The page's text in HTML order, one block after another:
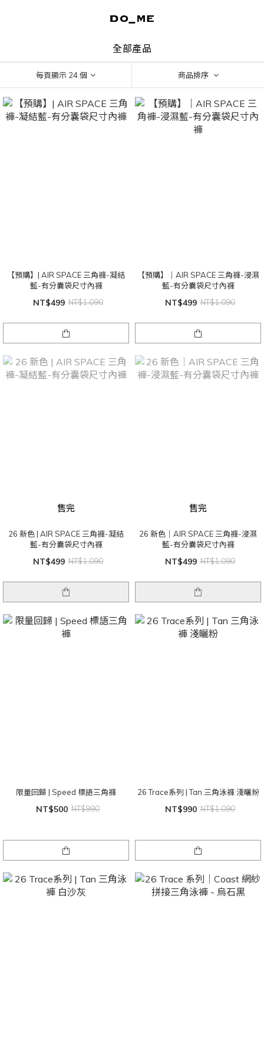
全部產品
每頁顯示 24 個 商品排序
【預購】| AIR SPACE 三角褲-凝結
藍-有分囊袋尺寸內褲
NT$499 NT$1,090
【預購】｜AIR SPACE 三角褲-浸濕
藍-有分囊袋尺寸內褲
NT$499 NT$1,090
售完
26 新色 | AIR SPACE 三角褲-凝結
藍-有分囊袋尺寸內褲
NT$499 NT$1,090
售完
26 新色｜AIR SPACE 三角褲-浸濕
藍-有分囊袋尺寸內褲
NT$499 NT$1,090
限量回歸 | Speed 標語三角褲
NT$500 NT$990
26 Trace系列 | Tan 三角泳褲 淺曬粉
NT$990 NT$1,090